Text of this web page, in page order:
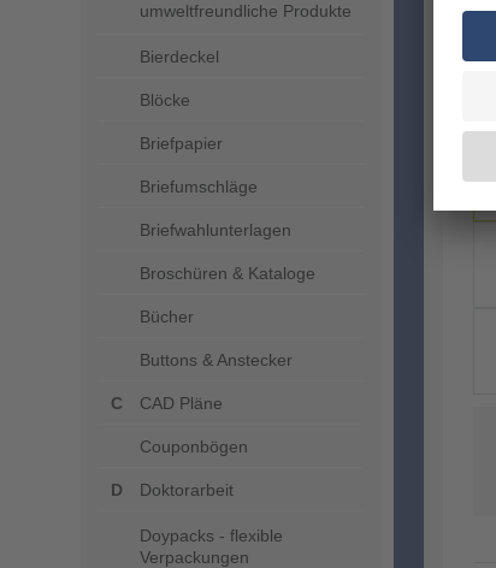
umweltfreundliche Produkte
Bierdeckel
Blöcke
Briefpapier
Briefumschläge
Briefwahlunterlagen
Broschüren & Kataloge
Bücher
Buttons & Anstecker
CAD Pläne
Couponbögen
Doktorarbeit
Doypacks - flexible
Verpackungen